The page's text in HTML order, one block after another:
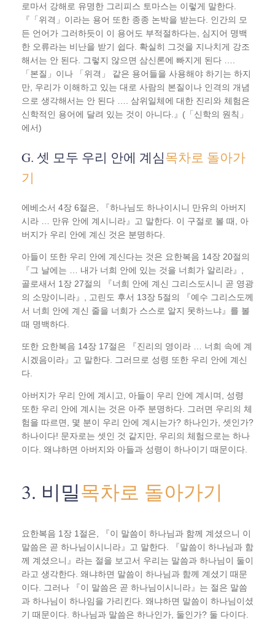
로마서 강해로 유명한 그리피스 토마스는 이렇게 말한다.
『「위격」이라는 용어 또한 종종 논박을 받는다. 인간의 모
든 언어가 그러하듯이 이 용어도 부적절하다는, 심지어 명백
한 오류라는 비난을 받기 쉽다. 확실히 그것을 지나치게 강조
해서는 안 된다. 그렇지 않으면 삼신론에 빠지게 된다 ….
「본질」이나 「위격」 같은 용어들을 사용해야 하기는 하지
만, 우리가 이해하고 있는 대로 사람의 본질이나 인격의 개념
으로 생각해서는 안 된다 …. 삼위일체에 대한 진리와 체험은
신학적인 용어에 달려 있는 것이 아니다.』(「신학의 원칙」
에서)
G. 셋 모두 우리 안에 계심목차로 돌아가
기
에베소서 4장 6절은, 『하나님도 하나이시니 만유의 아버지
시라 … 만유 안에 계시니라』고 말한다. 이 구절로 볼 때, 아
버지가 우리 안에 계신 것은 분명하다.
아들이 또한 우리 안에 계신다는 것은 요한복음 14장 20절의
『그 날에는 … 내가 너희 안에 있는 것을 너희가 알리라』,
골로새서 1장 27절의 『너희 안에 계신 그리스도시니 곧 영광
의 소망이니라』, 고린도 후서 13장 5절의 『예수 그리스도께
서 너희 안에 계신 줄을 너희가 스스로 알지 못하느냐』를 볼
때 명백하다.
또한 요한복음 14장 17절은 『진리의 영이라 … 너희 속에 계
시겠음이라』고 말한다. 그러므로 성령 또한 우리 안에 계신
다.
아버지가 우리 안에 계시고, 아들이 우리 안에 계시며, 성령
또한 우리 안에 계시는 것은 아주 분명하다. 그러면 우리의 체
험을 따르면, 몇 분이 우리 안에 계시는가? 하나인가, 셋인가?
하나이다! 문자로는 셋인 것 같지만, 우리의 체험으로는 하나
이다. 왜냐하면 아버지와 아들과 성령이 하나이기 때문이다.
3. 비밀목차로 돌아가기
요한복음 1장 1절은, 『이 말씀이 하나님과 함께 계셨으니 이
말씀은 곧 하나님이시니라』고 말한다. 『말씀이 하나님과 함
께 계셨으니』라는 절을 보고서 우리는 말씀과 하나님이 둘이
라고 생각한다. 왜냐하면 말씀이 하나님과 함께 계셨기 때문
이다. 그러나 『이 말씀은 곧 하나님이시니라』는 절은 말씀
과 하나님이 하나임을 가리킨다. 왜냐하면 말씀이 하나님이셨
기 때문이다. 하나님과 말씀은 하나인가, 둘인가? 둘 다이다.